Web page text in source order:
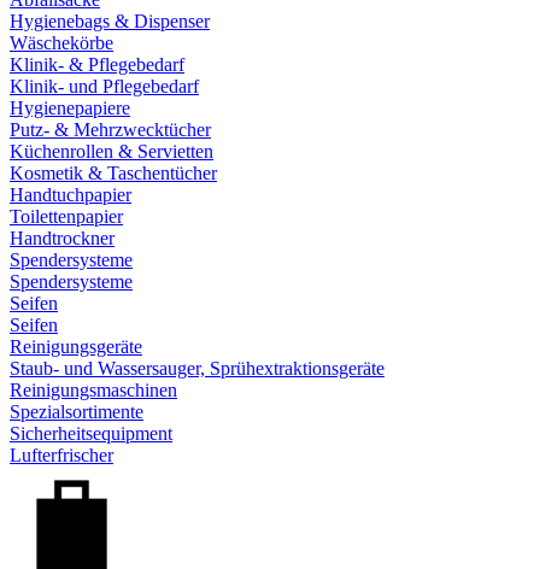
Hygienebags & Dispenser
Wäschekörbe
Klinik- & Pflegebedarf
Klinik- und Pflegebedarf
Hygienepapiere
Putz- & Mehrzwecktücher
Küchenrollen & Servietten
Kosmetik & Taschentücher
Handtuchpapier
Toilettenpapier
Handtrockner
Spendersysteme
Spendersysteme
Seifen
Seifen
Reinigungsgeräte
Staub- und Wassersauger, Sprühextraktionsgeräte
Reinigungsmaschinen
Spezialsortimente
Sicherheitsequipment
Lufterfrischer